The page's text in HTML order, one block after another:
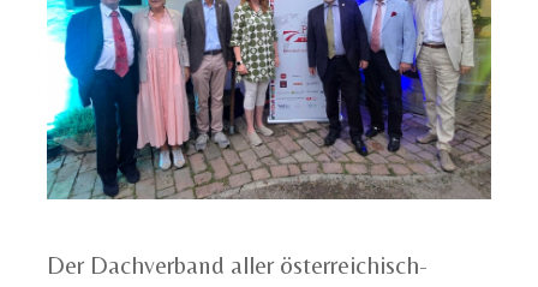
Der Dachverband aller österreichisch-